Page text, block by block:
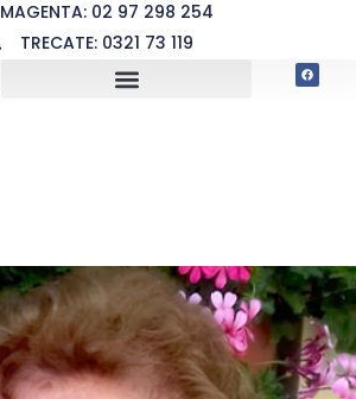
MAGENTA: 02 97 298 254
TRECATE: 0321 73 119